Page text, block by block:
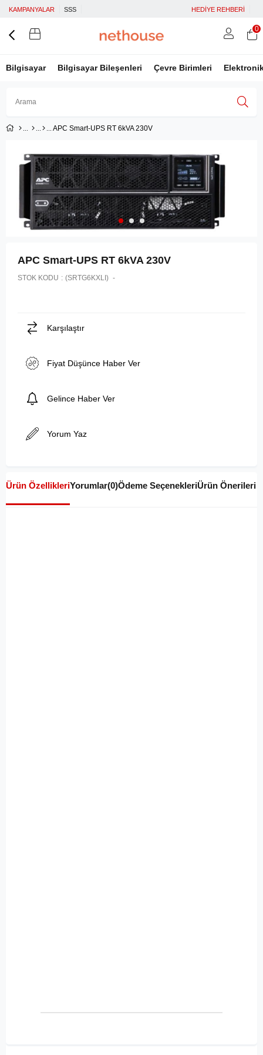
KAMPANYALAR SSS HEDİYE REHBERİ
Bilgisayar Bilgisayar Bileşenleri Çevre Birimleri
Google İle Bağlan
0
APC Smart-UPS RT 6kVA 230V
APC Smart-UPS RT 6kVA 230V
STOK KODU (SRTG6KXLI)
Karşılaştır
Fiyat Düşünce Haber Ver
Gelince Haber Ver
Yorum Yaz
Ürün ÖzellikleriYorumlar(0)Ödeme SeçenekleriÜrün Önerileri